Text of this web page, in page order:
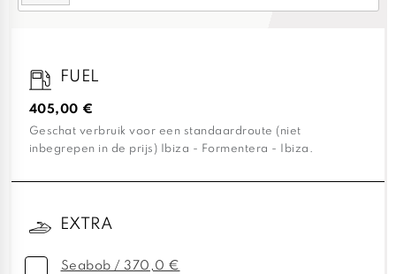
FUEL
405,00 €
Geschat verbruik voor een standaardroute (niet
inbegrepen in de prijs) Ibiza - Formentera - Ibiza.
EXTRA
Seabob / 370,0 €